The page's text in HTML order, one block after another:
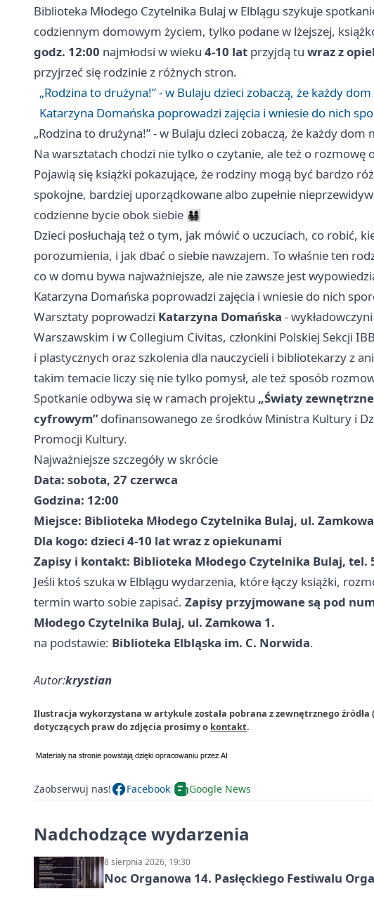
Biblioteka Młodego Czytelnika Bulaj w Elblągu szykuje
codziennym domowym życiem, tylko podane w lżejszej,
godz. 12:00 najmłodsi w wieku 4-10 lat przyjdą tu wraz z
przyjrzeć się rodzinie z różnych stron.
„Rodzina to drużyna!” - w Bulaju dzieci zobaczą, że każdy
Katarzyna Domańska poprowadzi zajęcia i wniesie do nich
„Rodzina to drużyna!” - w Bulaju dzieci zobaczą, że każdy dom
Na warsztatach chodzi nie tylko o czytanie, ale też o rozmowę
Pojawią się książki pokazujące, że rodziny mogą być bardzo
spokojne, bardziej uporządkowane albo zupełnie
codzienne bycie obok siebie 👨‍👩‍👧‍👦
Dzieci posłuchają też o tym, jak mówić o uczuciach, co robić,
porozumienia, i jak dbać o siebie nawzajem. To właśnie ten
co w domu bywa najważniejsze, ale nie zawsze jest
Katarzyna Domańska poprowadzi zajęcia i wniesie do nich
Warsztaty poprowadzi Katarzyna Domańska -
Warszawskim i w Collegium Civitas, członkini Polskiej Sekcji
i plastycznych oraz szkolenia dla nauczycieli i bibliotekarzy z
takim temacie liczy się nie tylko pomysł, ale też sposób
Spotkanie odbywa się w ramach projektu „Światy
cyfrowym”dofinansowanego ze środków Ministra Kultury i
Promocji Kultury.
Najważniejsze szczegóły w skrócie
Data: sobota, 27 czerwca
Godzina: 12:00
Miejsce: Biblioteka Młodego Czytelnika Bulaj, ul.
Dla kogo: dzieci 4-10 lat wraz z opiekunami
Zapisy i kontakt: Biblioteka Młodego Czytelnika Bulaj, tel.
Jeśli ktoś szuka w Elblągu wydarzenia, które łączy książki,
termin warto sobie zapisać. Zapisy przyjmowane są pod
Młodego Czytelnika Bulaj, ul. Zamkowa 1.
na podstawie: Biblioteka Elbląska im. C. Norwida.
Autor:krystian
Ilustracja wykorzystana w artykule została pobrana z zewnętrznego
dotyczących praw do zdjęcia prosimy o kontakt.
Zaobserwuj nas! Facebook Google News
Nadchodzące wydarzenia
8 sierpnia 2026, 19:30
Noc Organowa 14. Pasłęckiego Festiwalu